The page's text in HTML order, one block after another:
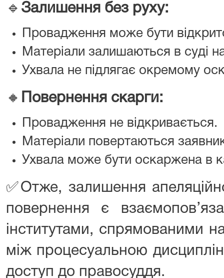
🔹 Залишення без руху:
Провадження може бути
Матеріали залишаються в суді
Ухвала не підлягає окремому
🔸 Повернення скарги:
Провадження не відкривається.
Матеріали повертаються
Ухвала може бути оскаржена в
✅Отже, залишення
повернення є
інститутами, спрямованими
між процесуальною
доступ до правосуддя.